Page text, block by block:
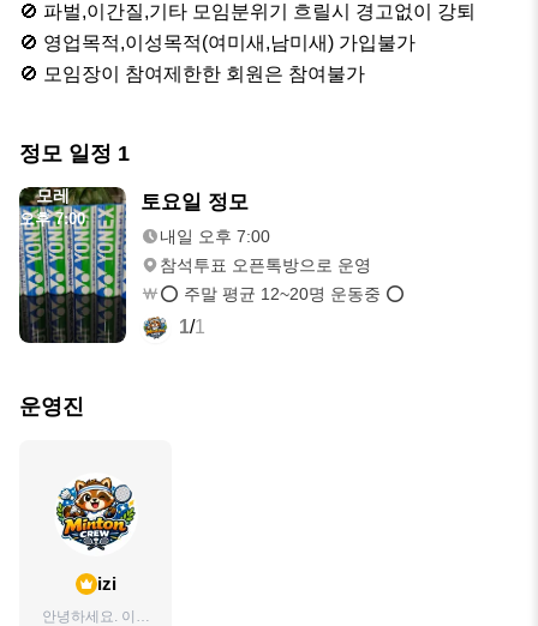
🚫 파벌,이간질,기타 모임분위기 흐릴시 경고없이 강퇴
🚫 영업목적,이성목적(여미새,남미새) 가입불가
🚫 모임장이 참여제한한 회원은 참여불가
정모 일정 1
모레
오후 7:00
토요일 정모
내일 오후 7:00
참석투표 오픈톡방으로 운영
⭕ 주말 평균 12~20명 운동중 ⭕
1/1
운영진
izi
안녕하세요. 이강